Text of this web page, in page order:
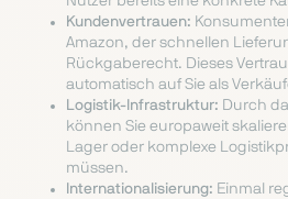
Kundenvertrauen:
Amazon, der schnellen
Rückgaberecht. Dieses
automatisch auf Sie als
Logistik-Infrastruktur: Durch
können Sie europaweit
Lager oder komplexe
müssen.
Internationalisierung: Einmal